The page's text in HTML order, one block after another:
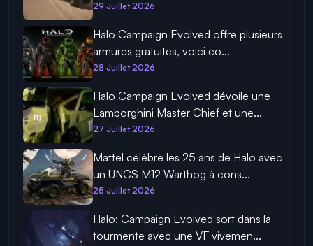
29 Juillet 2026
Halo Campaign Evolved offre plusieurs
armures gratuites, voici co...
28 Juillet 2026
Halo Campaign Evolved dévoile une
Lamborghini Master Chief et une...
27 Juillet 2026
Mattel célèbre les 25 ans de Halo avec
un UNCS M12 Warthog à cons...
25 Juillet 2026
Halo: Campaign Evolved sort dans la
tourmente avec une VF vivemen...